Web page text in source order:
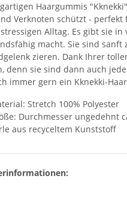
Haargummis
Verknoten schützt -
Alltag. Es gibt sie
macht. Sie sind
zieren. Dank Ihrer
denn sie sind dann auch
immer gern ein Kknekki-
Stretch 100% Polyester
Durchmesser ungedehnt
aus recyceltem Kunststoff